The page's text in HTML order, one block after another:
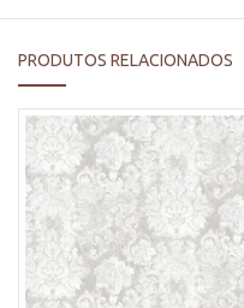
PRODUTOS RELACIONADOS